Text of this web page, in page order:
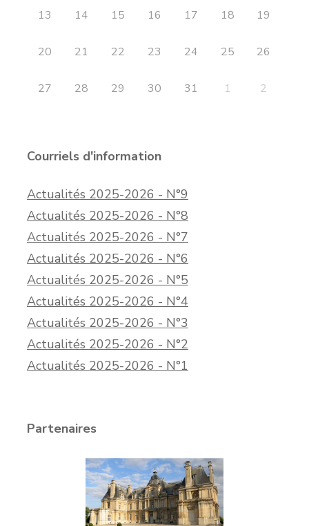
13 14 15 16 17 18 19
20 21 22 23 24 25 26
27 28 29 30 31 1 2
Courriels d'information
Actualités 2025-2026 - N°9
Actualités 2025-2026 - N°8
Actualités 2025-2026 - N°7
Actualités 2025-2026 - N°6
Actualités 2025-2026 - N°5
Actualités 2025-2026 - N°4
Actualités 2025-2026 - N°3
Actualités 2025-2026 - N°2
Actualités 2025-2026 - N°1
Partenaires